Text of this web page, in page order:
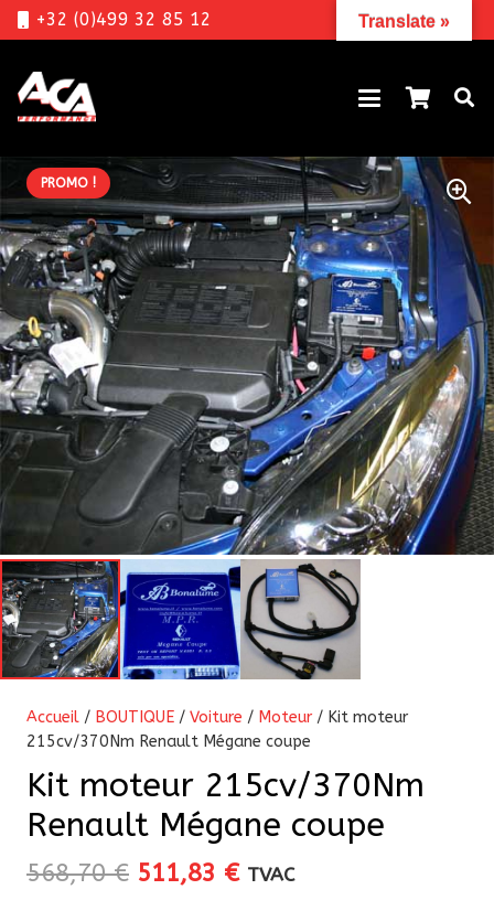
+32 (0)499 32 85 12
PROMO !
Accueil / BOUTIQUE / Voiture / Moteur / Kit moteur
215cv/370Nm Renault Mégane coupe
Kit moteur 215cv/370Nm
Renault Mégane coupe
568,70€ Le
511,83 €Le
TVAC
Translate »